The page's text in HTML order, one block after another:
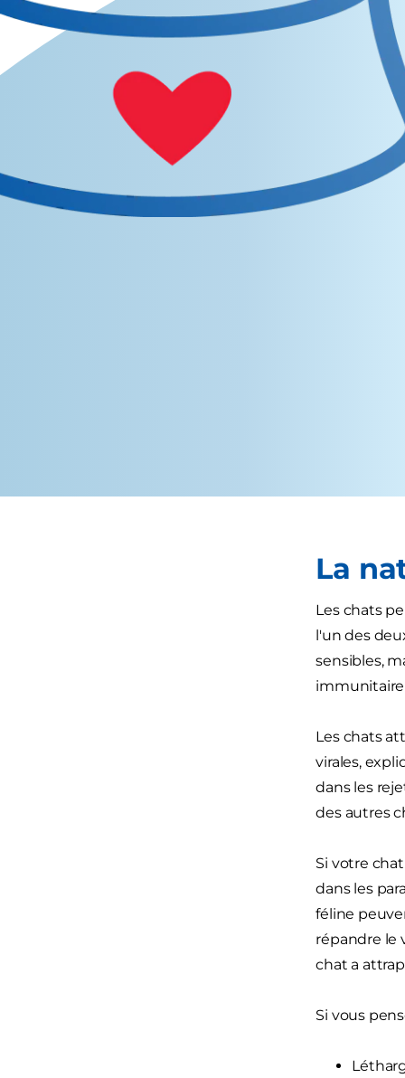
La
Les chats
l'un des
sensibles,
immunitaire
Les chats
virales,
dans les
des autres
Si votre
dans les
féline
répandre le
chat a
Si vous